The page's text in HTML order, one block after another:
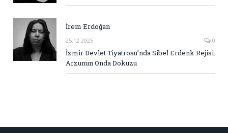
İrem Erdoğan
25.12.2025 0
İzmir Devlet Tiyatrosu’nda Sibel Erdenk Rejisi:
Arzunun Onda Dokuzu